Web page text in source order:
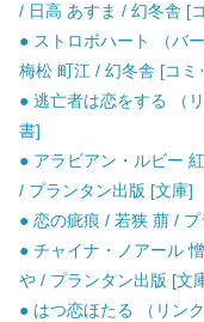
/ 日高 あすま / 幻冬舎 [
● ストロボハート （バ
梅松 町江 / 幻冬舎 [コミ
● 逃亡者は恋をする （
書]
● アラビアン・ルビー
/ プランタン出版 [文庫]
● 恋の疵痕 / 若狭 萠 /
● チャイナ・ノアール
や / プランタン出版 [文
● はつ恋ほたる （リン